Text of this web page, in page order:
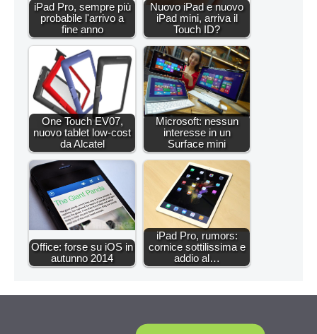
iPad Pro, sempre più
probabile l'arrivo a
fine anno
Nuovo iPad e nuovo
iPad mini, arriva il
Touch ID?
One Touch EV07,
nuovo tablet low-cost
da Alcatel
Microsoft: nessun
interesse in un
Surface mini
Office: forse su iOS in
autunno 2014
iPad Pro, rumors:
cornice sottilissima e
addio al…